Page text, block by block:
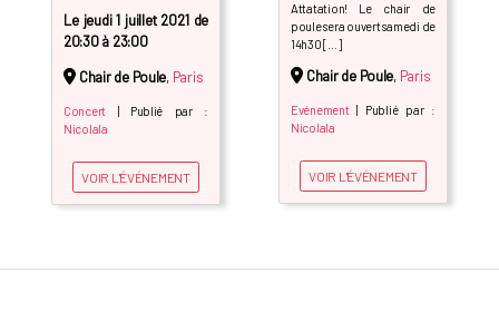
Le jeudi 1 juillet 2021 de
20:30 à 23:00
Chair de Poule, Paris
Concert | Publié par :
Nicolala
VOIR L'ÉVÉNEMENT
Attatation! Le chair de
poule sera ouvert samedi de
14h30 […]
Chair de Poule, Paris
Evénement| Publié par :
Nicolala
VOIR L'ÉVÉNEMENT